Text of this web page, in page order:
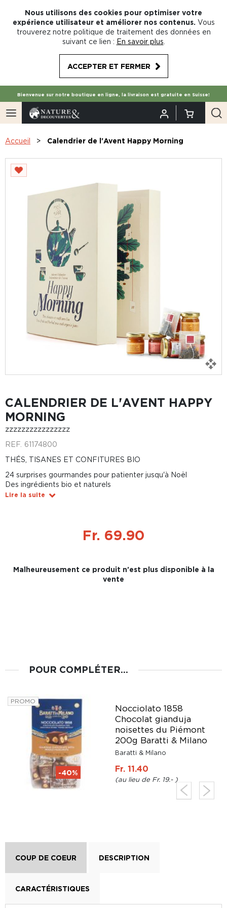
Nous utilisons des cookies pour optimiser votre
expérience utilisateur et améliorer nos contenus. Vous
trouverez notre politique de traitement des données en
suivant ce lien : En savoir plus
ACCEPTER ET FERMER
Bienvenue sur notre boutique en ligne, la livraison est gratuite en Suisse!
Accueil Calendrier de l'Avent Happy Morning
CALENDRIER DE L'AVENT HAPPY
MORNING
zzzzzzzzzzzzzzzz
REF. 61174800
THÉS, TISANES ET CONFITURES BIO
24 surprises gourmandes pour patienter jusqu'à Noël
Des ingrédients bio et naturels
Lire la suite
Fr. 69.90
Malheureusement ce produit n'est plus disponible à la
vente
POUR COMPLÉTER...
PROMO
Nocciolato 1858
Chocolat gianduja
noisettes du Piémont
200g Baratti & Milano
Baratti & Milano
Fr. 11.40
Fr. 19.-
-40%
COUP DE COEUR DESCRIPTION
CARACTÉRISTIQUES